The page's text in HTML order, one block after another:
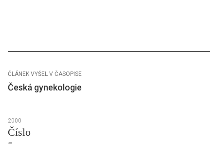
ČLÁNEK VYŠEL V ČASOPISE
Česká gynekologie
2000
Číslo